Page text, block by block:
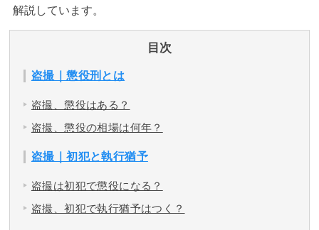
無料相談の口コミ評判
解説しています。
目次
盗撮｜懲役刑とは
盗撮、懲役はある？
盗撮、懲役の相場は何年？
盗撮｜初犯と執行猶予
盗撮は初犯で懲役になる？
盗撮、初犯で執行猶予はつく？